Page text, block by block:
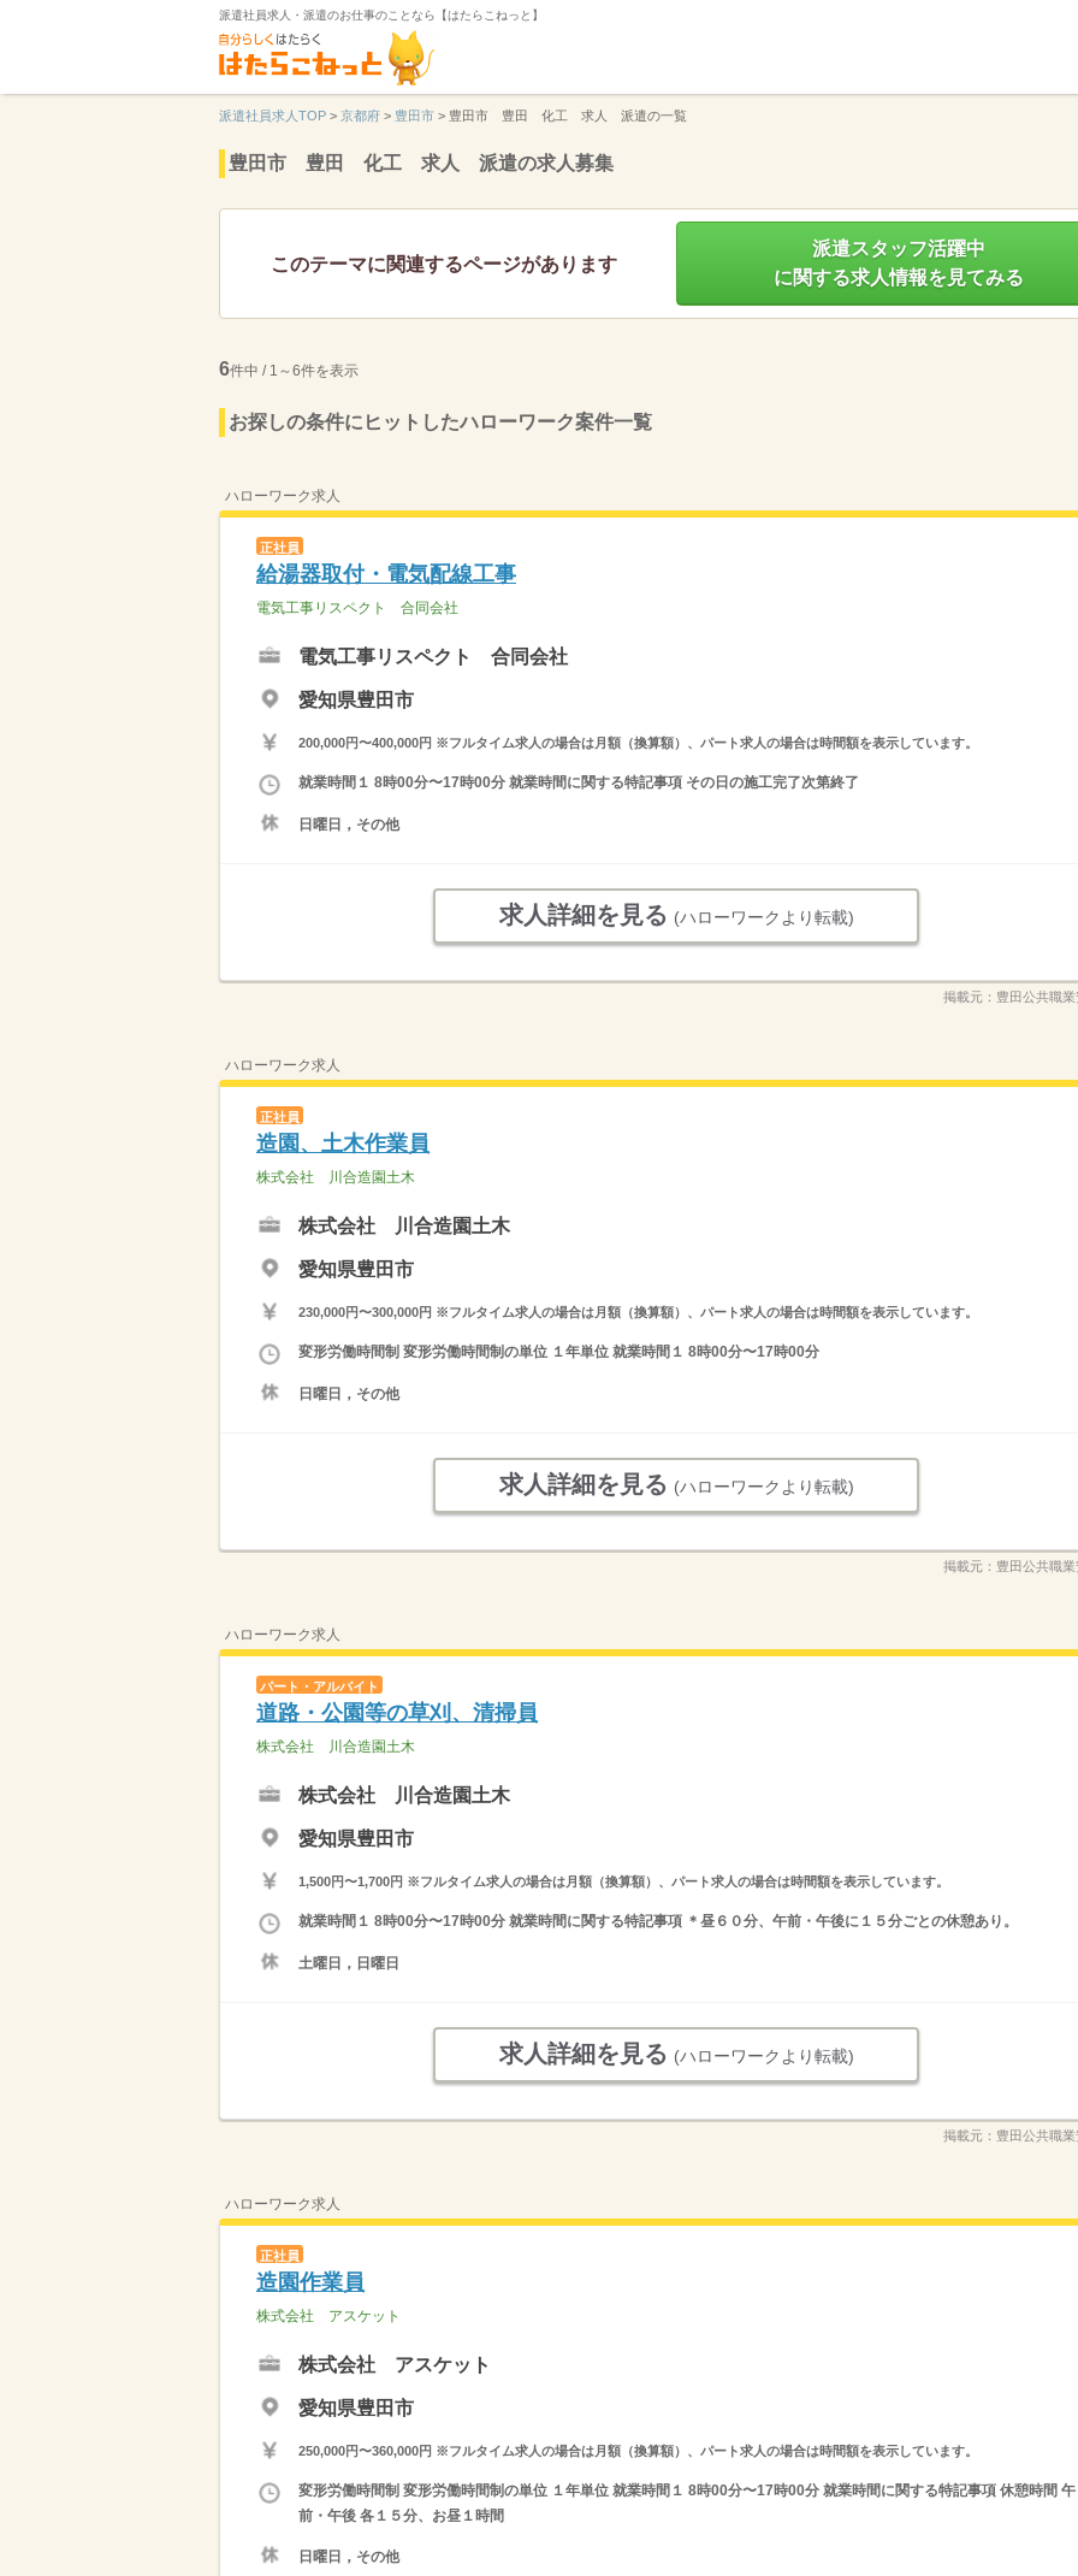
派遣社員求人・派遣のお仕事のことなら【はたらこねっと】
派遣社員求人TOP > 京都府 > 豊田市 > 豊田市 豊田 化工 求人 派遣の一覧
豊田市 豊田 化工 求人 派遣の求人募集
このテーマに関連するページがあります
派遣スタッフ活躍中
に関する求人情報を見てみる
6件中 / 1～6件を表示
お探しの条件にヒットしたハローワーク案件一覧
ハローワーク求人
正社員
給湯器取付・電気配線工事
電気工事リスペクト 合同会社
電気工事リスペクト 合同会社
愛知県豊田市
200,000円〜400,000円 ※フルタイム求人の場合は月額（換算額）、パート求人の場合は時間額を表示しています。
就業時間１ 8時00分〜17時00分 就業時間に関する特記事項 その日の施工完了次第終了
日曜日，その他
求人詳細を見る (ハローワークより転載)
掲載元： 豊田公共職
ハローワーク求人
正社員
造園、土木作業員
株式会社 川合造園土木
株式会社 川合造園土木
愛知県豊田市
230,000円〜300,000円 ※フルタイム求人の場合は月額（換算額）、パート求人の場合は時間額を表示しています。
変形労働時間制 変形労働時間制の単位 １年単位 就業時間１ 8時00分〜17時00分
日曜日，その他
求人詳細を見る (ハローワークより転載)
掲載元： 豊田公共職
ハローワーク求人
パート・アルバイト
道路・公園等の草刈、清掃員
株式会社 川合造園土木
株式会社 川合造園土木
愛知県豊田市
1,500円〜1,700円 ※フルタイム求人の場合は月額（換算額）、パート求人の場合は時間額を表示しています。
就業時間１ 8時00分〜17時00分 就業時間に関する特記事項 ＊昼６０分、午前・午後に１５分ごとの休憩あり。
土曜日，日曜日
求人詳細を見る (ハローワークより転載)
掲載元： 豊田公共職
ハローワーク求人
正社員
造園作業員
株式会社 アスケット
株式会社 アスケット
愛知県豊田市
250,000円〜360,000円 ※フルタイム求人の場合は月額（換算額）、パート求人の場合は時間額を表示しています。
変形労働時間制 変形労働時間制の単位 １年単位 就業時間１ 8時00分〜17時00分 就業時間に関する特記事項 休憩時間 午
前・午後 各１５分、お昼１時間
日曜日，その他